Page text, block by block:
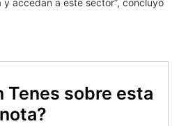
accedan a este sector”, concluyó
Tenes sobre esta
nota?